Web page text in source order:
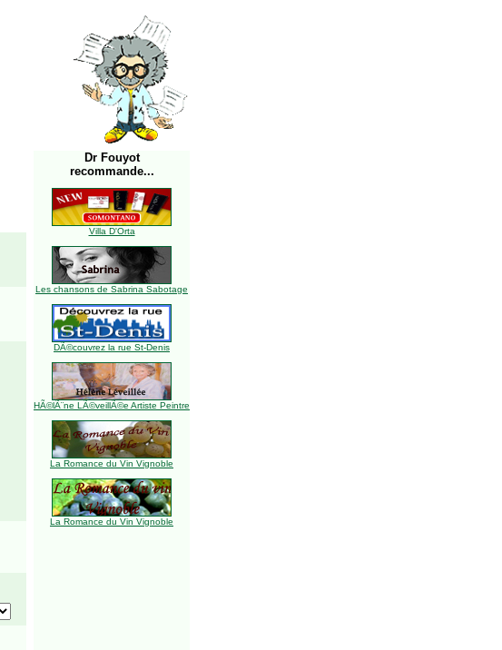
Dr Fouyot
recommande...
Villa D'Orta
Les chansons de Sabrina Sabotage
DÃ©couvrez la rue St-Denis
HÃ©lÃ¨ne LÃ©veillÃ©e Artiste Peintre
La Romance du Vin Vignoble
La Romance du Vin Vignoble